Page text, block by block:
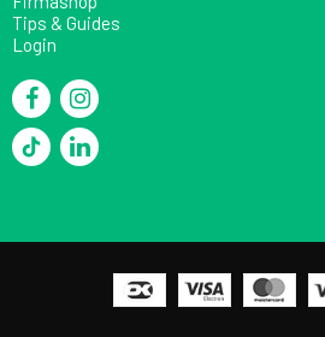
Tips & Guides
Login